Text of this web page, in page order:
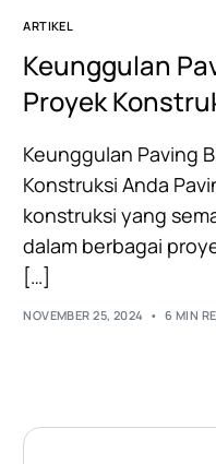
ARTIKEL
Keunggulan
Proyek
Keunggulan Paving
Konstruksi Anda
konstruksi yang
dalam berbagai
[…]
NOVEMBER 25, 2024 6 MIN